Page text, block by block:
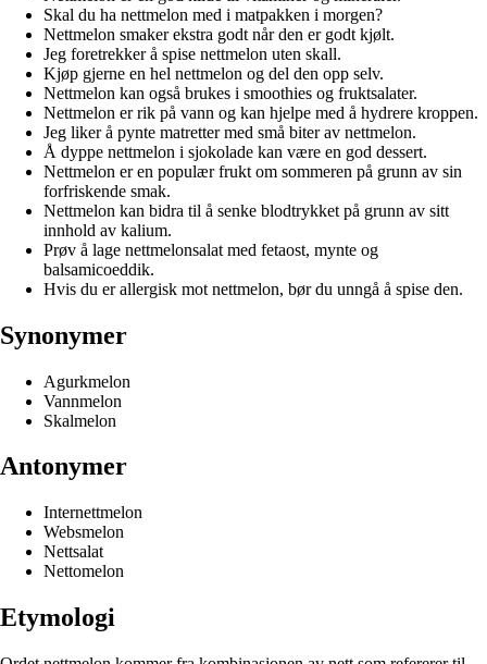
Skal du ha nettmelon med i matpakken i morgen?
Nettmelon smaker ekstra godt når den er godt kjølt.
Jeg foretrekker å spise nettmelon uten skall.
Kjøp gjerne en hel nettmelon og del den opp selv.
Nettmelon kan også brukes i smoothies og fruktsalater.
Nettmelon er rik på vann og kan hjelpe med å hydrere kroppen.
Jeg liker å pynte matretter med små biter av nettmelon.
Å dyppe nettmelon i sjokolade kan være en god dessert.
Nettmelon er en populær frukt om sommeren på grunn av sin
forfriskende smak.
Nettmelon kan bidra til å senke blodtrykket på grunn av sitt
innhold av kalium.
Prøv å lage nettmelonsalat med fetaost, mynte og
balsamicoeddik.
Hvis du er allergisk mot nettmelon, bør du unngå å spise den.
Synonymer
Agurkmelon
Vannmelon
Skalmelon
Antonymer
Internettmelon
Websmelon
Nettsalat
Nettomelon
Etymologi